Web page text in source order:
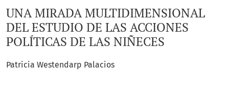
UNA MIRADA MULTIDIMENSIONAL
DEL ESTUDIO DE LAS ACCIONES
POLÍTICAS DE LAS NIÑECES
Patricia Westendarp Palacios